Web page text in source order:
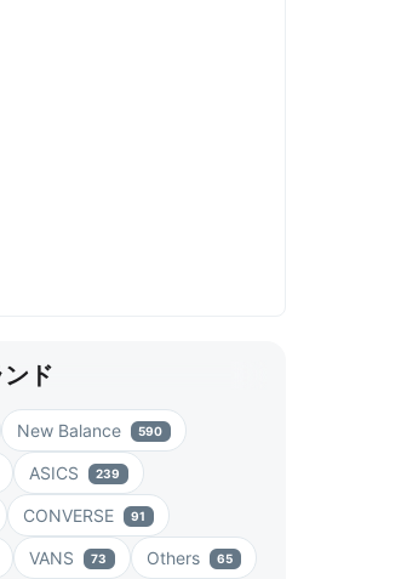
ド
New Balance 590
ASICS 239
CONVERSE 91
VANS 73 Others 65